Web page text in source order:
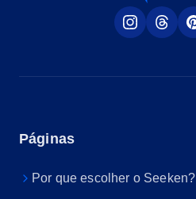
Páginas
Por que escolher o Seeken?